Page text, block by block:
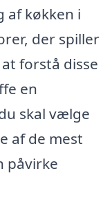
af køkken i
der spiller
forstå disse
en
skal vælge
af de mest
påvirke